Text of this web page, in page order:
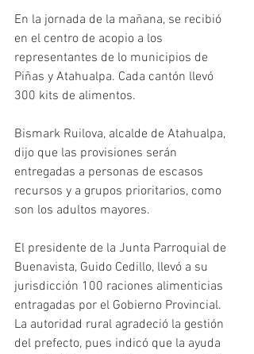
En la jornada de la mañana, se recibió
en el centro de acopio a los
representantes de lo municipios de
Piñas y Atahualpa. Cada cantón llevó
300 kits de alimentos.
Bismark Ruilova, alcalde de Atahualpa,
dijo que las provisiones serán
entregadas a personas de escasos
recursos y a grupos prioritarios, como
son los adultos mayores.
El presidente de la Junta Parroquial de
Buenavista, Guido Cedillo, llevó a su
jurisdicción 100 raciones alimenticias
entragadas por el Gobierno Provincial.
La autoridad rural agradeció la gestión
del prefecto, pues indicó que la ayuda